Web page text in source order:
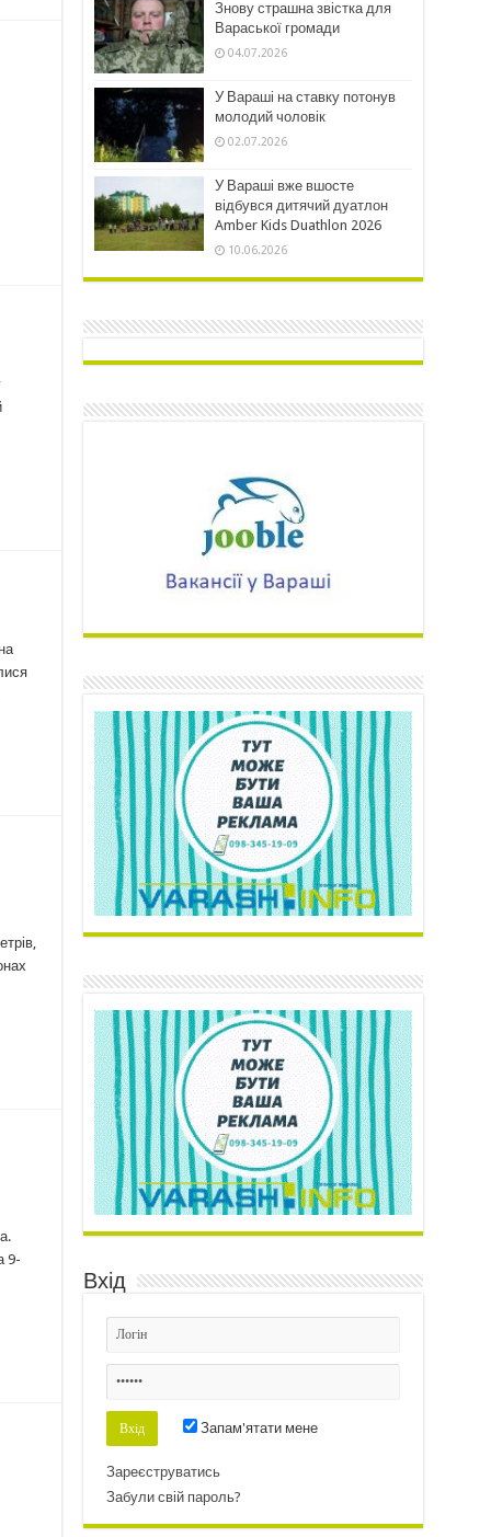
9-
Знову страшна звістка для
Вараської громади
04.07.2026
У Вараші на ставку потонув
молодий чоловік
02.07.2026
У Вараші вже вшосте
відбувся дитячий дуатлон
Amber Kids Duathlon 2026
10.06.2026
Вхід
Запам'ятати мене
Зареєструватись
Забули свій пароль?